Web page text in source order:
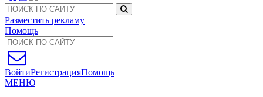
Разместить рекламу
Помощь
ВойтиРегистрацияПомощь
МЕНЮ